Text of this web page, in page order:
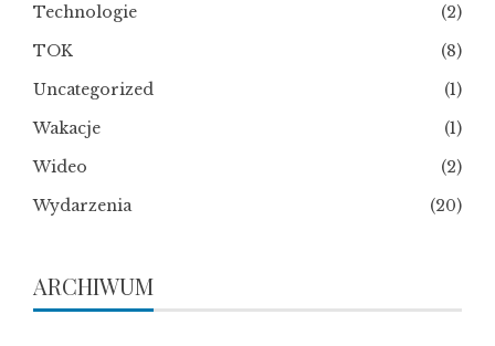
Technologie
(2)
TOK
(8)
Uncategorized
(1)
Wakacje
(1)
Wideo
(2)
Wydarzenia
(20)
ARCHIWUM